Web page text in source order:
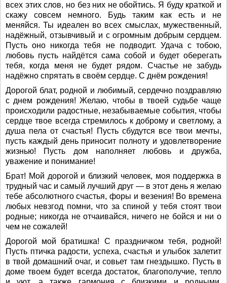
всех этих слов, но без них не обойтись. Я буду краткой и
скажу совсем немного. Будь таким как есть и не
меняйся. Ты идеален во всех смыслах, мужественный,
надёжный, отзывчивый и с огромным добрым сердцем.
Пусть оно никогда тебя не подводит. Удача с тобою,
любовь пусть найдётся сама собой и будет оберегать
тебя, когда меня не будет рядом. Счастье не забудь
надёжно спрятать в своём сердце. С днём рождения!
Дорогой блат, родной и любимый, сердечно поздравляю
с днем рождения! Желаю, чтобы в твоей судьбе чаще
происходили радостные, незабываемые события, чтобы
сердце твое всегда стремилось к доброму и светлому, а
душа пела от счастья! Пусть сбудутся все твои мечты,
пусть каждый день приносит полноту и удовлетворение
жизнью! Пусть дом наполняет любовь и дружба,
уважение и понимание!
Брат! Мой дорогой и близкий человек, моя поддержка в
трудный час и самый лучший друг — в этот день я желаю
тебе абсолютного счастья, форы и везения! Во времена
любых невзгод помни, что за спиной у тебя стоят твои
родные; никогда не отчаивайся, ничего не бойся и ни о
чем не сожалей!
Дорогой мой братишка! С праздничком тебя, родной!
Пусть птичка радости, успеха, счастья и улыбок залетит
в твой домашний очаг, и совьет там гнездышко. Пусть в
доме твоем будет всегда достаток, благополучие, тепло